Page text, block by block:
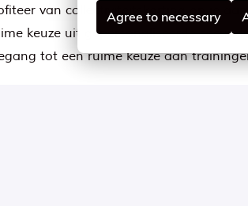
Agree to necessary
van collectiviteitskorting op je
keuze uit gepersonaliseerde
tot een ruime keuze aan